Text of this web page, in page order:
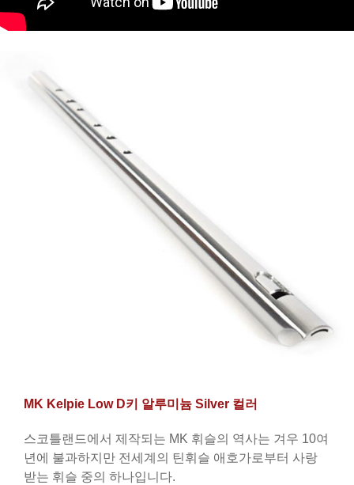
MK Kelpie Low D키 알루미늄 Silver 컬러
스코틀랜드에서 제작되는 MK 휘슬의 역사는 겨우 10여
년에 불과하지만 전세계의 틴휘슬 애호가로부터 사랑
받는 휘슬 중의 하나입니다.